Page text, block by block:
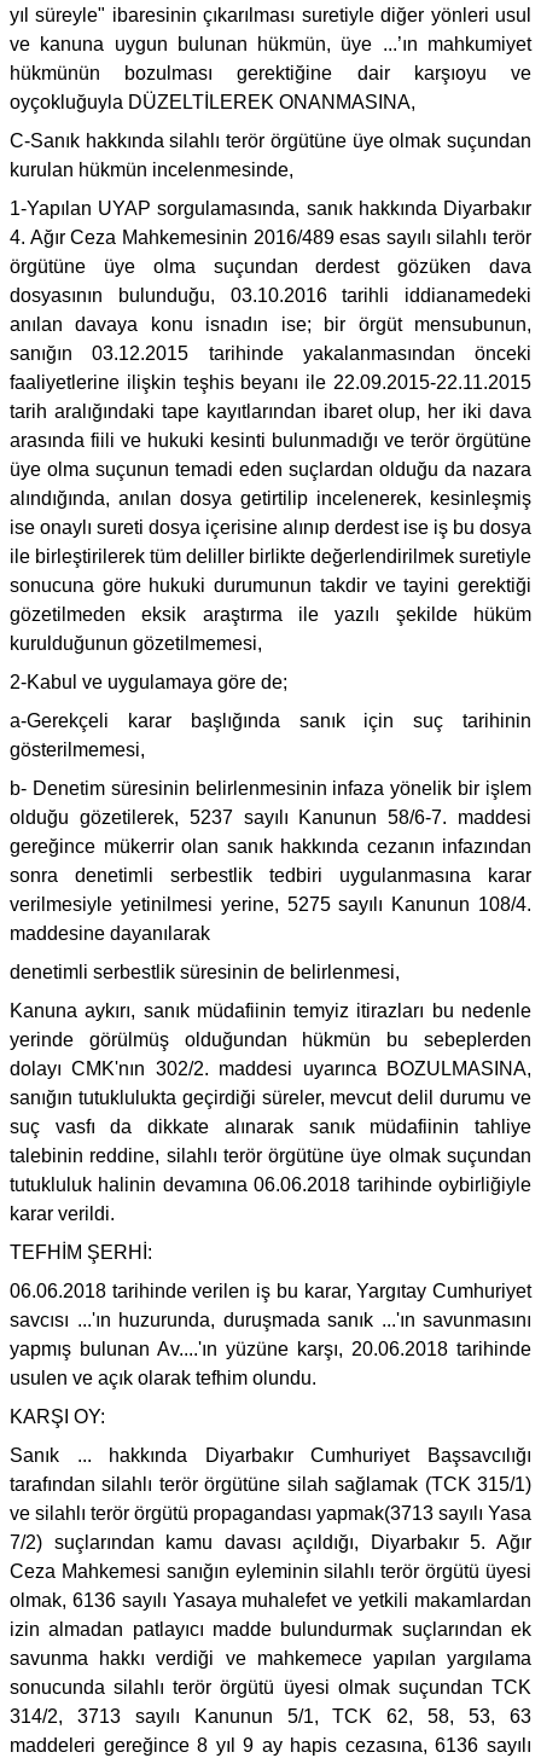
yıl süreyle" ibaresinin çıkarılması suretiyle diğer yönleri usul
ve kanuna uygun bulunan hükmün, üye ...’ın mahkumiyet
hükmünün bozulması gerektiğine dair karşıoyu ve
oyçokluğuyla DÜZELTİLEREK ONANMASINA,
C-Sanık hakkında silahlı terör örgütüne üye olmak suçundan
kurulan hükmün incelenmesinde,
1-Yapılan UYAP sorgulamasında, sanık hakkında Diyarbakır
4. Ağır Ceza Mahkemesinin 2016/489 esas sayılı silahlı terör
örgütüne üye olma suçundan derdest gözüken dava
dosyasının bulunduğu, 03.10.2016 tarihli iddianamedeki
anılan davaya konu isnadın ise; bir örgüt mensubunun,
sanığın 03.12.2015 tarihinde yakalanmasından önceki
faaliyetlerine ilişkin teşhis beyanı ile 22.09.2015-22.11.2015
tarih aralığındaki tape kayıtlarından ibaret olup, her iki dava
arasında fiili ve hukuki kesinti bulunmadığı ve terör örgütüne
üye olma suçunun temadi eden suçlardan olduğu da nazara
alındığında, anılan dosya getirtilip incelenerek, kesinleşmiş
ise onaylı sureti dosya içerisine alınıp derdest ise iş bu dosya
ile birleştirilerek tüm deliller birlikte değerlendirilmek suretiyle
sonucuna göre hukuki durumunun takdir ve tayini gerektiği
gözetilmeden eksik araştırma ile yazılı şekilde hüküm
kurulduğunun gözetilmemesi,
2-Kabul ve uygulamaya göre de;
a-Gerekçeli karar başlığında sanık için suç tarihinin
gösterilmemesi,
b- Denetim süresinin belirlenmesinin infaza yönelik bir işlem
olduğu gözetilerek, 5237 sayılı Kanunun 58/6-7. maddesi
gereğince mükerrir olan sanık hakkında cezanın infazından
sonra denetimli serbestlik tedbiri uygulanmasına karar
verilmesiyle yetinilmesi yerine, 5275 sayılı Kanunun 108/4.
maddesine dayanılarak
denetimli serbestlik süresinin de belirlenmesi,
Kanuna aykırı, sanık müdafiinin temyiz itirazları bu nedenle
yerinde görülmüş olduğundan hükmün bu sebeplerden
dolayı CMK'nın 302/2. maddesi uyarınca BOZULMASINA,
sanığın tutuklulukta geçirdiği süreler, mevcut delil durumu ve
suç vasfı da dikkate alınarak sanık müdafiinin tahliye
talebinin reddine, silahlı terör örgütüne üye olmak suçundan
tutukluluk halinin devamına 06.06.2018 tarihinde oybirliğiyle
karar verildi.
TEFHİM ŞERHİ:
06.06.2018 tarihinde verilen iş bu karar, Yargıtay Cumhuriyet
savcısı ...'ın huzurunda, duruşmada sanık ...'ın savunmasını
yapmış bulunan Av....'ın yüzüne karşı, 20.06.2018 tarihinde
usulen ve açık olarak tefhim olundu.
KARŞI OY:
Sanık ... hakkında Diyarbakır Cumhuriyet Başsavcılığı
tarafından silahlı terör örgütüne silah sağlamak (TCK 315/1)
ve silahlı terör örgütü propagandası yapmak(3713 sayılı Yasa
7/2) suçlarından kamu davası açıldığı, Diyarbakır 5. Ağır
Ceza Mahkemesi sanığın eyleminin silahlı terör örgütü üyesi
olmak, 6136 sayılı Yasaya muhalefet ve yetkili makamlardan
izin almadan patlayıcı madde bulundurmak suçlarından ek
savunma hakkı verdiği ve mahkemece yapılan yargılama
sonucunda silahlı terör örgütü üyesi olmak suçundan TCK
314/2, 3713 sayılı Kanunun 5/1, TCK 62, 58, 53, 63
maddeleri gereğince 8 yıl 9 ay hapis cezasına, 6136 sayılı